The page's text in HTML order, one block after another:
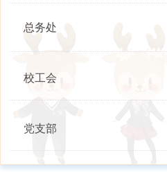
总务处
校工会
党支部